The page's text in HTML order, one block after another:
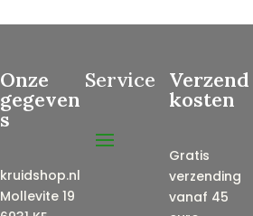
Onze
gegeven
s
kruidshop.nl
Mollevite 19
Service Verzend
kosten
Gratis
verzending
vanaf 45